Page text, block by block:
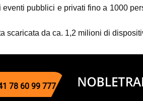
pubblici e privati ​​fino a 1000
scaricata da ca. 1,2 milioni di
78 60 99 777